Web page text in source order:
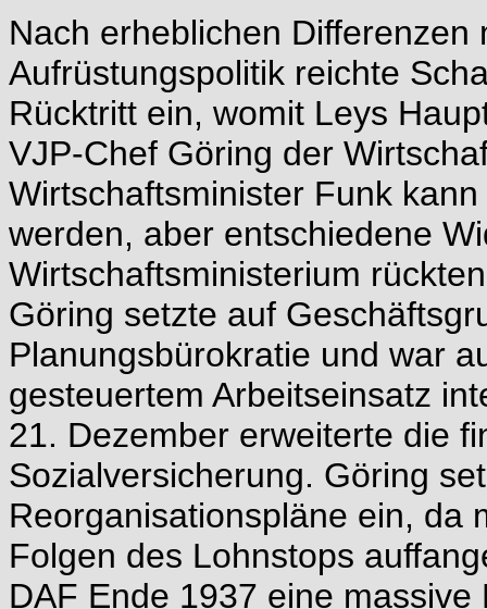
Nach erheblichen
Aufrüstungspolitik reichte
Rücktritt ein, womit Leys
VJP-Chef Göring der
Wirtschaftsminister Funk
werden, aber entschiedene
Wirtschaftsministerium
Göring setzte auf
Planungsbürokratie und war
gesteuertem Arbeitseinsatz
21. Dezember erweiterte die
Sozialversicherung. Göring
Reorganisationspläne ein, da
Folgen des Lohnstops
DAF Ende 1937 eine